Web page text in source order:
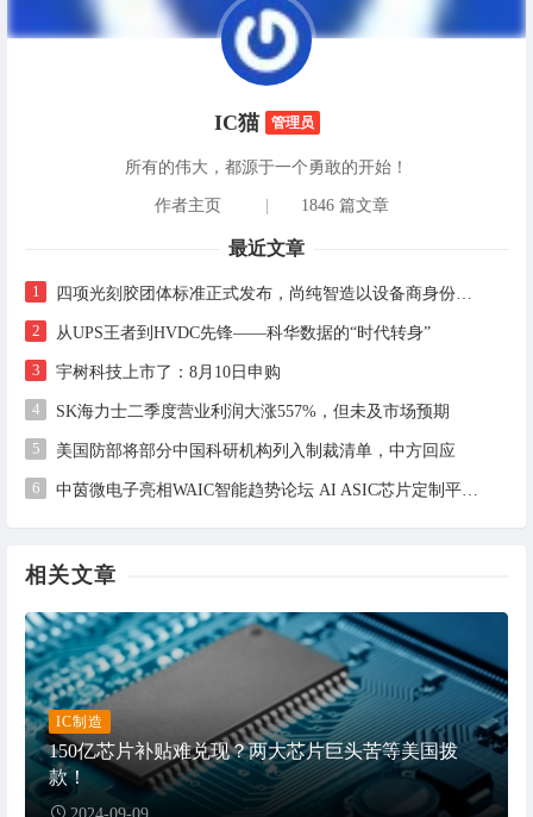
IC猫 管理员
所有的伟大，都源于一个勇敢的开始！
作者主页 1846 篇文章
最近文章
1 四项光刻胶团体标准正式发布，尚纯智造以设备商身份跻身标准起草席
2 从UPS王者到HVDC先锋——科华数据的“时代转身”
3 宇树科技上市了：8月10日申购
4 SK海力士二季度营业利润大涨557%，但未及市场预期
5 美国防部将部分中国科研机构列入制裁清单，中方回应
6 中茵微电子亮相WAIC智能趋势论坛 AI ASIC芯片定制平台赋能工业AI落地
相关文章
IC制造
150亿芯片补贴难兑现？两大芯片巨头苦等美国拨
款！